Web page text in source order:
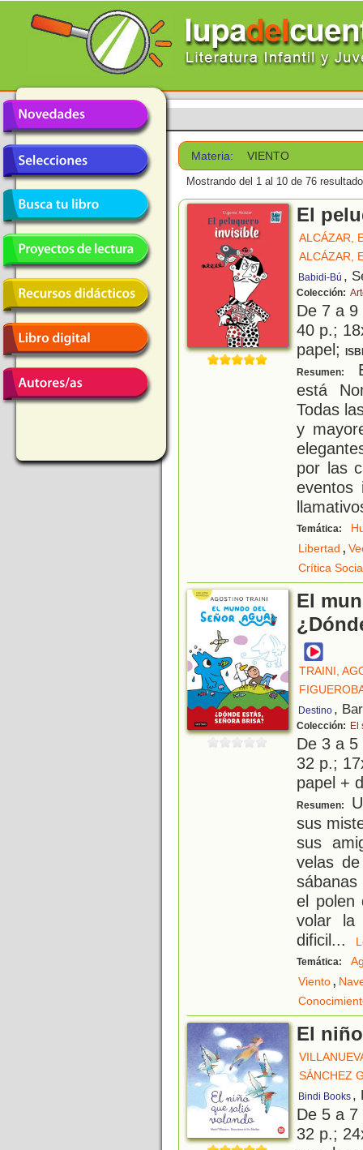
Materia: VIENTO
Mostrando del 1 al 10 de 76
El
ALCÁZAR,
ALCÁZAR,
Babidi-Bú ,
Colección:
De 7 a
40 p.;
papel;
Resumen:
está
Todas
y
por las
eventos
Temática:
Libertad ,
Crítica
El
TRAINI,
Destino ,
Colección: El
De 3 a
32 p.;
papel +
Resumen:
sus
sus
velas
el polen
volar la
dificil...
Temática:
Viento,
El
SÁNCHEZ
Bindi Books ,
De 5 a
32 p.;